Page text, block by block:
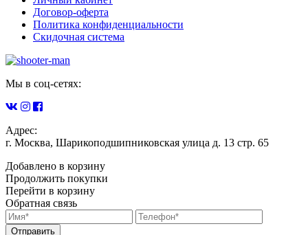
Договор-оферта
Политика конфиденциальности
Скидочная система
Мы в соц-сетях:
Адрес:
г. Москва, Шарикоподшипниковская улица д. 13 стр. 65
Добавлено в корзину
Продолжить покупки
Перейти в корзину
Обратная связь